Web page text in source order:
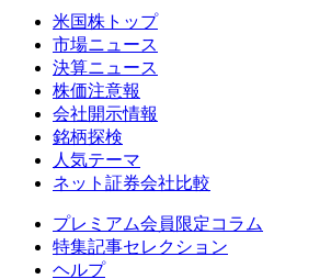
米国株トップ
市場ニュース
決算ニュース
株価注意報
会社開示情報
銘柄探検
人気テーマ
ネット証券会社比較
プレミアム会員限定コラム
特集記事セレクション
ヘルプ